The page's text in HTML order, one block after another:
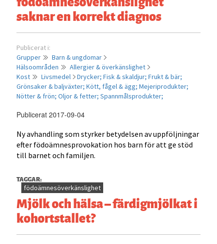
saknar en korrekt diagnos
Publicerat i:
Grupper
Barn & ungdomar
Hälsoområden
Allergier & överkänslighet
Kost
Livsmedel Drycker;Fisk & skaldjur;Frukt & bär;
Grönsaker & baljväxter;Kött, fågel & ägg;Mejeriprodukter;
Nötter & frön;Oljor & fetter;Spannmålsprodukter;
Publicerat 2017-09-04
Ny avhandling som styrker betydelsen av uppföljningar
efter födoämnesprovokation hos barn för att ge stöd
till barnet och familjen.
TAGGAR:
födoämnesöverkänslighet
Mjölk och hälsa – färdigmjölkat i
kohortstallet?